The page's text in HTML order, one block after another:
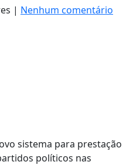
| Nenhum comentário
sistema para prestação
políticos nas